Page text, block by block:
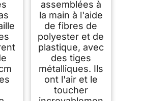
assemblées à
la main à l'aide
de fibres de
polyester et de
plastique, avec
des tiges
métalliques. Ils
ont l'air et le
toucher